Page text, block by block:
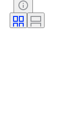
Materiale del
Modello